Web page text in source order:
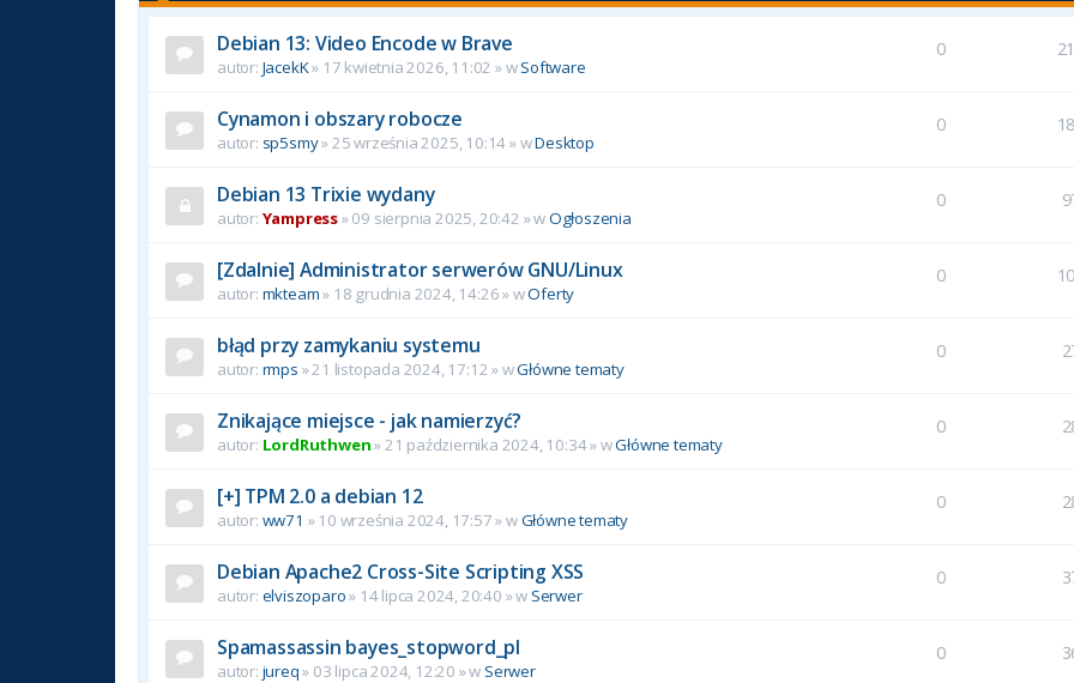
Debian 13: Video Encode w Brave
autor: JacekK» 17 kwietnia 2026, 11:02 » wSoftware
0
Cynamon i obszary robocze
autor: sp5smy»25 września 2025, 10:14» wDesktop
0
Debian 13 Trixie wydany
autor: Yampress»09 sierpnia 2025, 20:42 » wOgłoszenia
0
[Zdalnie] Administrator serwerów GNU/Linux
autor: mkteam» 18 grudnia 2024, 14:26» wOferty
0
błąd przy zamykaniu systemu
autor: rmps »21 listopada 2024, 17:12» wGłówne tematy
0
Znikające miejsce - jak namierzyć?
autor: LordRuthwen»21 października 2024, 10:34» wGłówne tematy
0
[+] TPM 2.0 a debian 12
autor: ww71 » 10 września 2024, 17:57» wGłówne tematy
0
Debian Apache2 Cross-Site Scripting XSS
autor: elviszoparo» 14 lipca 2024, 20:40 » w Serwer
0
Spamassassin bayes_stopword_pl
autor: jureq» 03 lipca 2024, 12:20 » w Serwer
0